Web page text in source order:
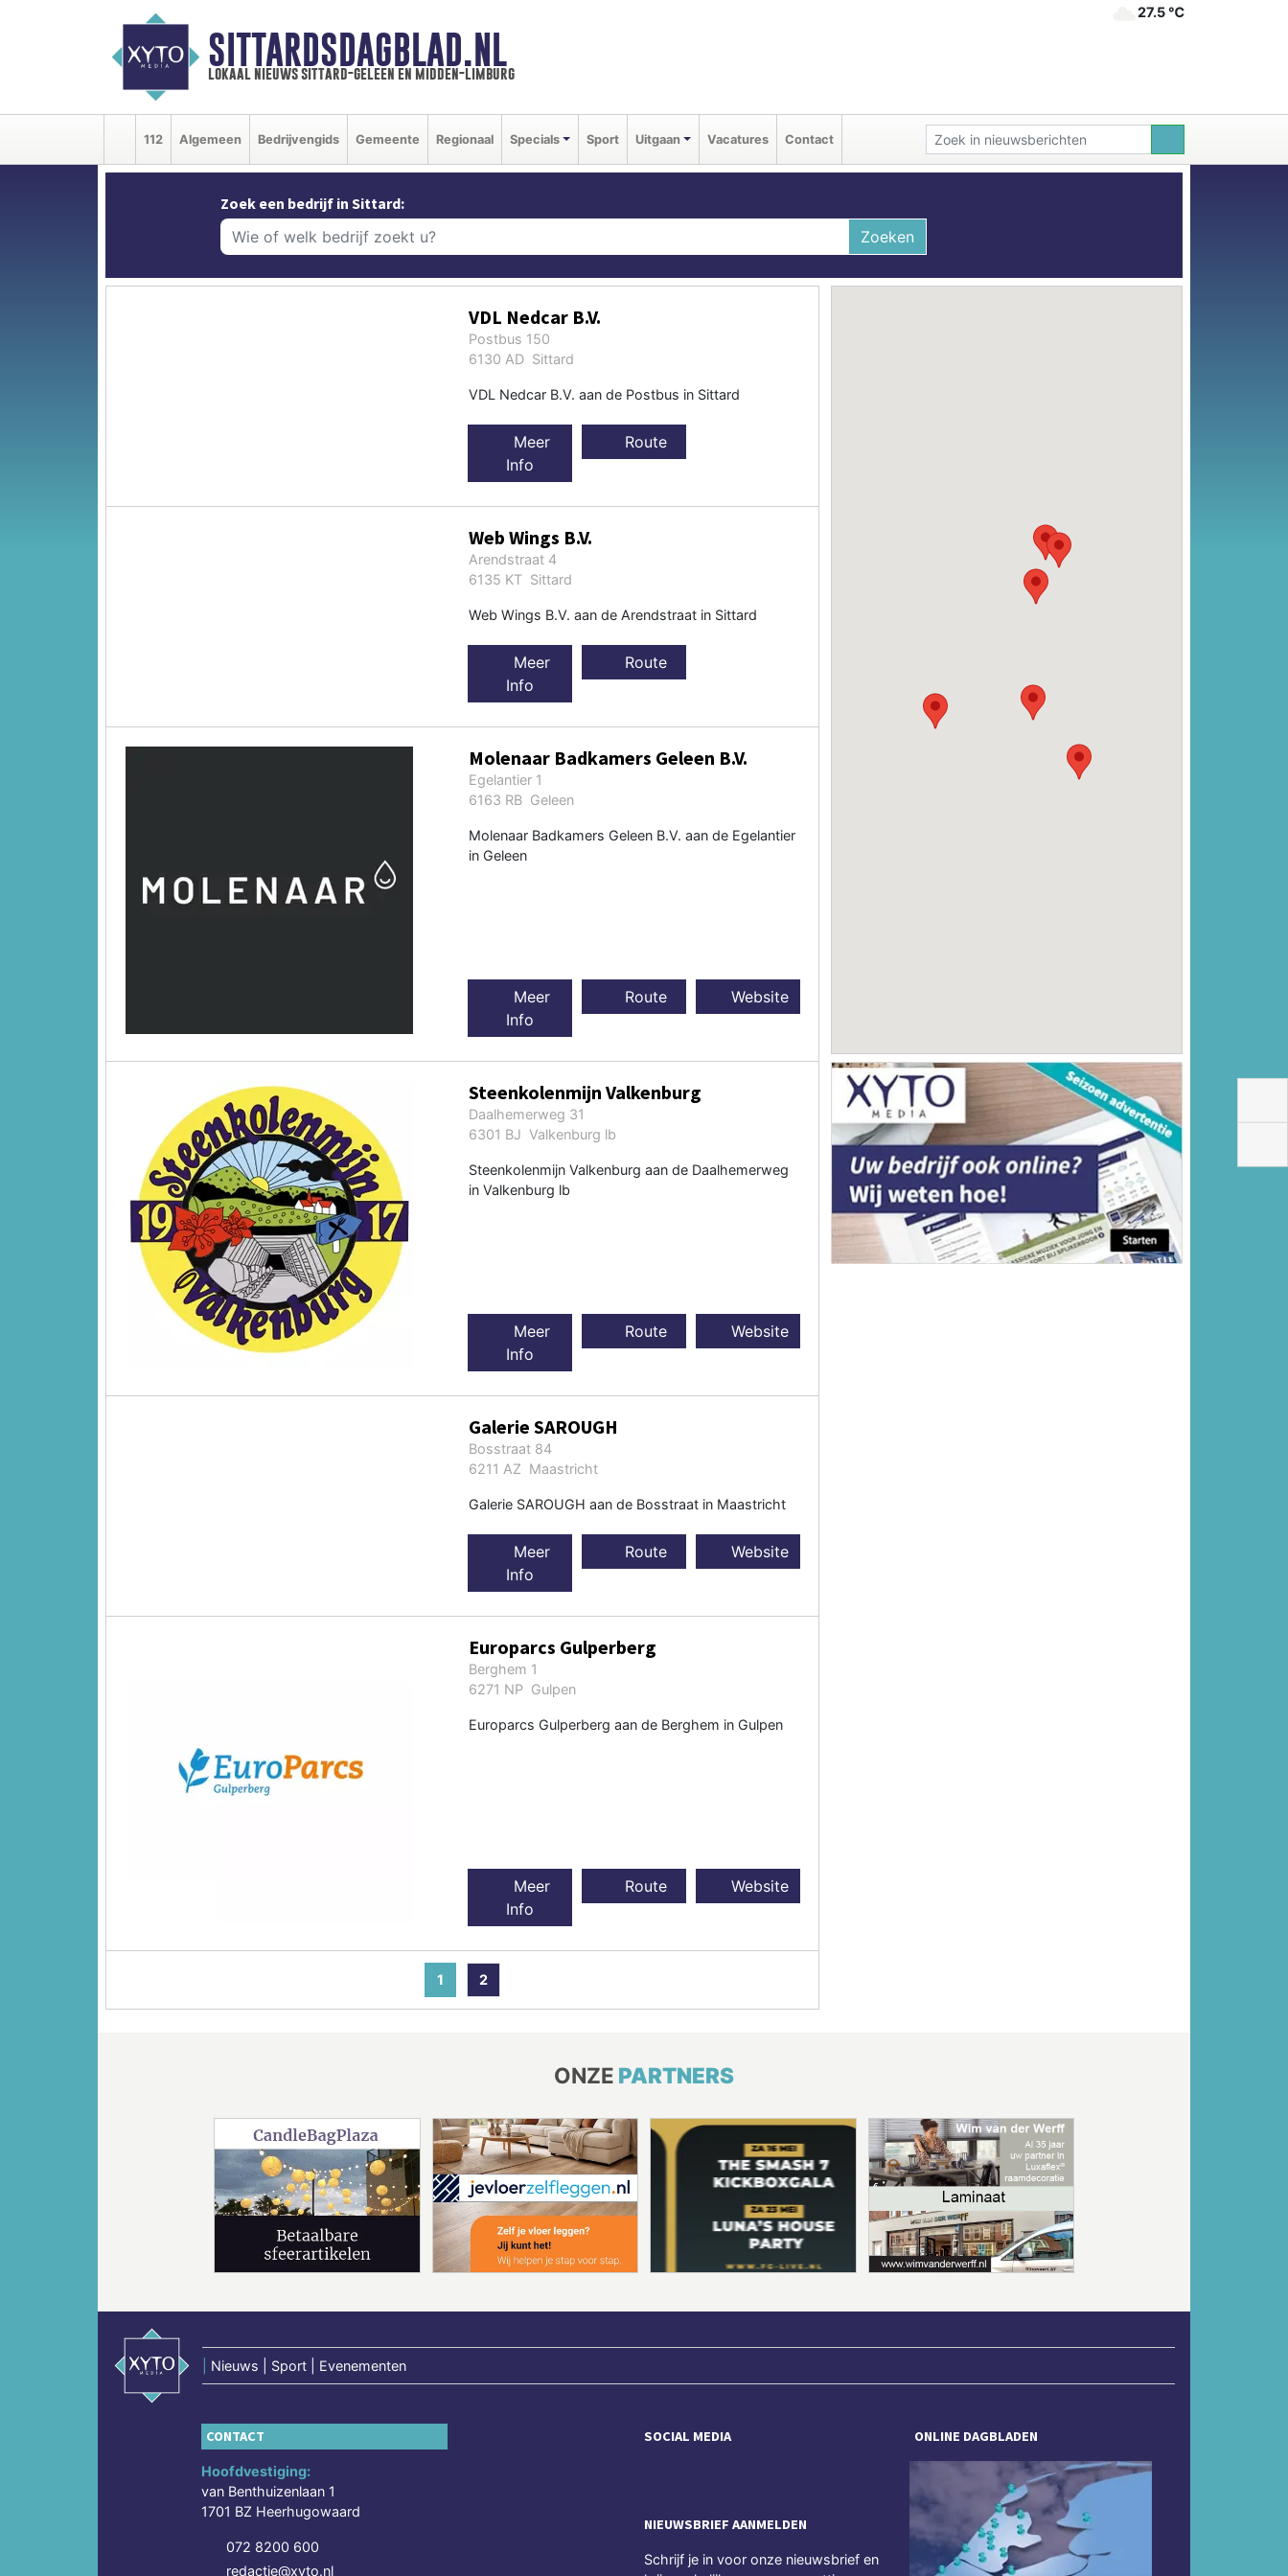
SITTARDSDAGBLAD.NL
lokaal nieuws sittard-geleen en midden-limburg
27.5 ℃
112 Algemeen Bedrijvengids Gemeente Regionaal Specials Sport Uitgaan Vacatures Contact
Zoek een bedrijf in Sittard:
Zoeken
VDL Nedcar B.V.
Postbus 150
6130 AD Sittard
VDL Nedcar B.V. aan de Postbus in Sittard
Meer
Info
Route
Web Wings B.V.
Arendstraat 4
6135 KT Sittard
Web Wings B.V. aan de Arendstraat in Sittard
Meer
Info
Route
Molenaar Badkamers Geleen B.V.
Egelantier 1
6163 RB Geleen
Molenaar Badkamers Geleen B.V. aan de Egelantier
in Geleen
Meer
Info
Route Website
Steenkolenmijn Valkenburg
Daalhemerweg 31
6301 BJ Valkenburg lb
Steenkolenmijn Valkenburg aan de Daalhemerweg
in Valkenburg lb
Meer
Info
Route Website
Galerie SAROUGH
Bosstraat 84
6211 AZ Maastricht
Galerie SAROUGH aan de Bosstraat in Maastricht
Meer
Info
Route Website
Europarcs Gulperberg
Berghem 1
6271 NP Gulpen
Europarcs Gulperberg aan de Berghem in Gulpen
Meer
Info
Route Website
1 2
ONZE PARTNERS
Nieuws | Sport | Evenementen
CONTACT
Hoofdvestiging:
van Benthuizenlaan 1
1701 BZ Heerhugowaard
072 8200 600
redactie@xyto.nl
SOCIAL MEDIA
NIEUWSBRIEF AANMELDEN
Schrijf je in voor onze nieuwsbrief en
ONLINE DAGBLADEN